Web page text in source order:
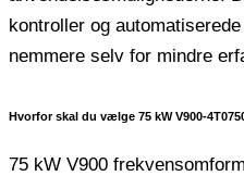
kontroller og
nemmere selv for mindre
Hvorfor skal du vælge 75 kW V900-
75 kW V900